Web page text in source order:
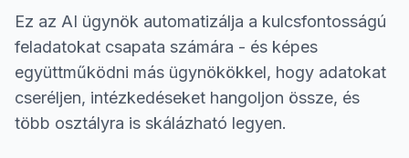
Ez az AI ügynök automatizálja a kulcsfontosságú
feladatokat csapata számára - és képes
együttműködni más ügynökökkel, hogy adatokat
cseréljen, intézkedéseket hangoljon össze, és
több osztályra is skálázható legyen.